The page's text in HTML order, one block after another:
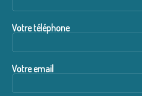
Votre téléphone
Votre email